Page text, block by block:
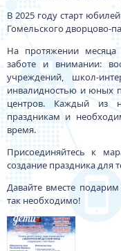
В 2025 году старт
Гомельского дворцово-
На протяжении
заботе и внимании:
учреждений, школ-
инвалидностью и юных
центров. Каждый из
праздникам и
время.
Присоединяйтесь к
создание праздника для
Давайте вместе
так необходимо!
Изображение